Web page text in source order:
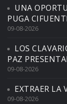
UNA
PUGA
09-08-2026
LOS
PAZ
09-08-2026
EXTRAER LA
09-08-2026